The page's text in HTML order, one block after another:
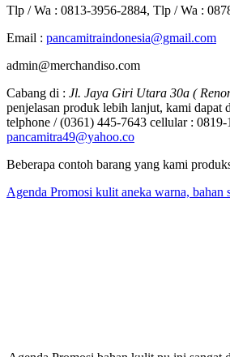
Tlp / Wa : 0813-3956-2884, Tlp / Wa :
Email : pancamitraindonesia@gmail.com
admin@merchandiso.com
Cabang di : Jl. Jaya Giri Utara 30a (
penjelasan produk lebih lanjut, kami dapat
telphone / (0361) 445-7643 cellular :
pancamitra49@yahoo.co
Beberapa contoh barang yang kami
Agenda Promosi kulit aneka warna, bahan